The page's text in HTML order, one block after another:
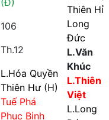
(Đ)
106
Th.12
L.Hóa Quyền
Thiên Hư (H)
Tuế Phá
Phục Binh
Thiên Hỉ
Long
Đức
L.Văn
Khúc
L.Thiên
Việt
L.Long